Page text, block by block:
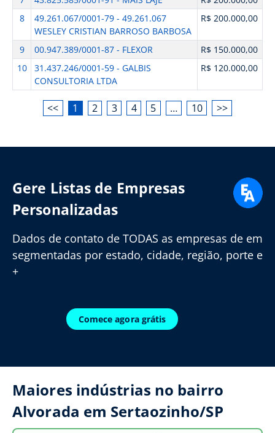
8
49.261.067/0001-79 - 49.261.067
WESLEY CRISTIAN BARROSO BARBOSA
R$ 200.000,00
9 00.947.389/0001-87 - FLEXOR
R$ 150.000,00
10
31.437.246/0001-59 - GALBIS
CONSULTORIA LTDA
R$ 120.000,00
<< 1 2 3 4 5 … 10 >>
Gere Listas de Empresas
Personalizadas
Dados de contato de TODAS as empresas de em
segmentadas por estado, cidade, região, porte e
+
Comece agora grátis
Maiores indústrias no bairro
Alvorada em Sertaozinho/SP